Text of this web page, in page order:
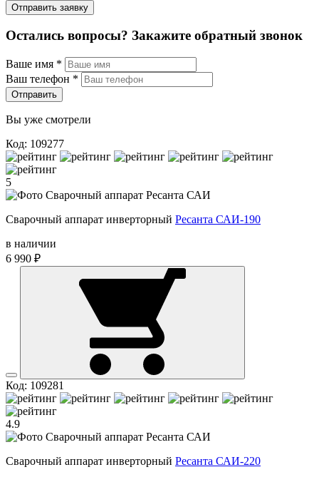
Отправить заявку
Остались вопросы? Закажите обратный звонок
Ваше имя *
Ваш телефон *
Отправить
Вы уже смотрели
Код: 109277
5
Сварочный аппарат инверторный Ресанта САИ-190
в наличии
6 990 ₽
Код: 109281
4.9
Сварочный аппарат инверторный Ресанта САИ-220